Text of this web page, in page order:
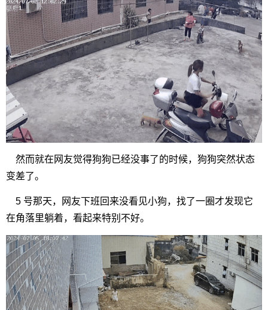
然而就在网友觉得狗狗已经没事了的时候，狗狗突然状态
变差了。
5 号那天，网友下班回来没看见小狗，找了一圈才发现它
在角落里躺着，看起来特别不好。